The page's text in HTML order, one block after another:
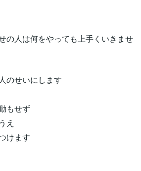
の人は何をやっても上手くいきませ
のせいにします
もせず
え
けます